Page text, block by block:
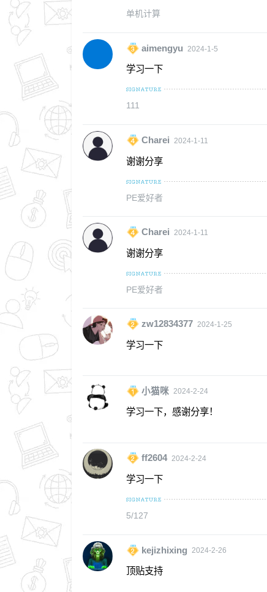
单机计算
aimengyu 2024-1-5
学习一下
111
Charei 2024-1-11
谢谢分享
PE爱好者
Charei 2024-1-11
谢谢分享
PE爱好者
zw12834377 2024-1-25
学习一下
小猫咪 2024-2-24
学习一下，感谢分享！
ff2604 2024-2-24
学习一下
5/127
kejizhixing 2024-2-26
顶贴支持